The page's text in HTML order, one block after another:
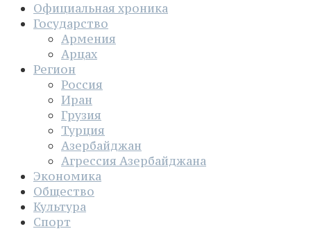
Официальная хроника
Государство
Армения
Арцах
Регион
Россия
Иран
Грузия
Турция
Азербайджан
Агрессия Азербайджана
Экономика
Общество
Культура
Спорт